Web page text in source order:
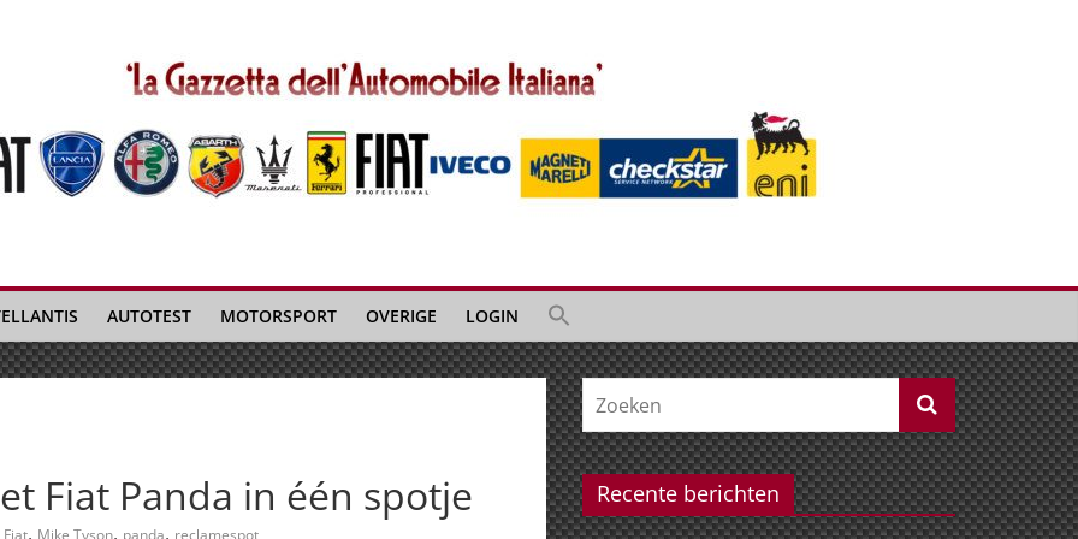
AUTOTEST MOTORSPORT OVERIGE LOGIN
Fiat Panda in één spotje
Fiat, Mike Tyson, panda, reclamespot
Recente berichten